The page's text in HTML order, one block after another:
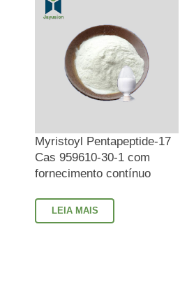
Myristoyl Pentapeptide-17
Cas 959610-30-1 com
fornecimento contínuo
LEIA MAIS